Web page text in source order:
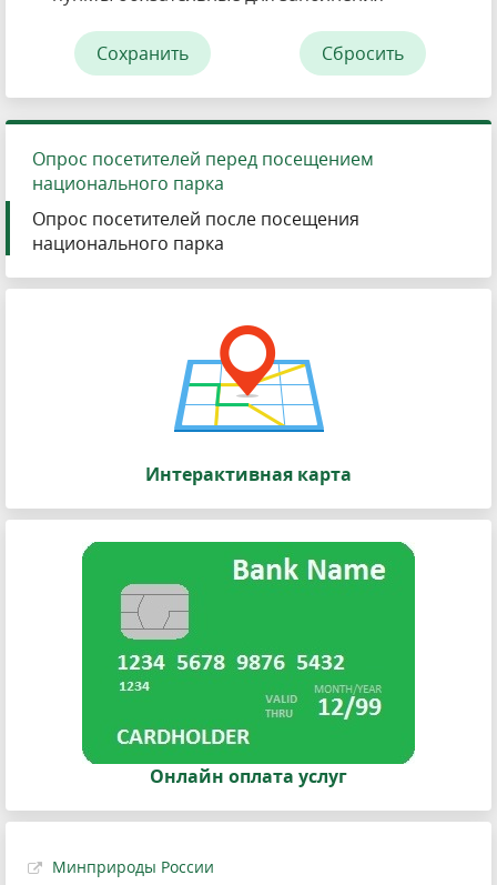
Опрос посетителей перед посещением
национального парка
Опрос посетителей после посещения
национального парка
Интерактивная карта
Онлайн оплата услуг
Минприроды России